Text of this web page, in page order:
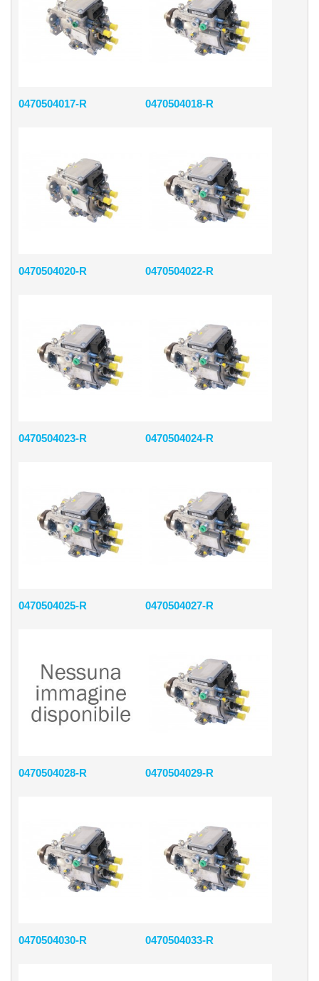
0470504017-R 0470504018-R
0470504020-R 0470504022-R
0470504023-R 0470504024-R
0470504025-R 0470504027-R
0470504028-R 0470504029-R
0470504030-R 0470504033-R